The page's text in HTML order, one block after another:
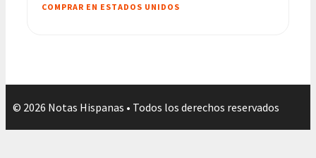
COMPRAR EN ESTADOS UNIDOS
© 2026 Notas Hispanas • Todos los derechos reservados